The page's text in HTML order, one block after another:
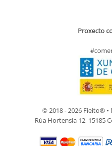
Proxecto
© 2018 - 2026 Fieito® •
Rúa Hortensia 12, 15185